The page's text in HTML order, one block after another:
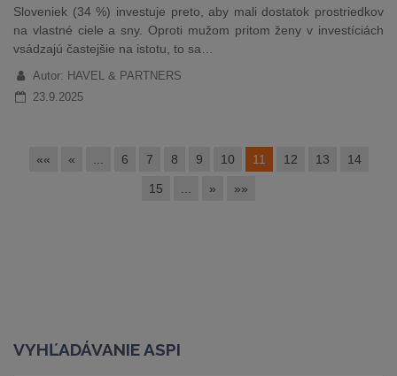
Sloveniek (34 %) investuje preto, aby mali dostatok prostriedkov
na vlastné ciele a sny. Oproti mužom pritom ženy v investíciách
vsádzajú častejšie na istotu, to sa…
Autor: HAVEL & PARTNERS
23.9.2025
«« « 6 7 8 9 10 11 12 13 14
15 » »»
VYHĽADÁVANIE ASPI